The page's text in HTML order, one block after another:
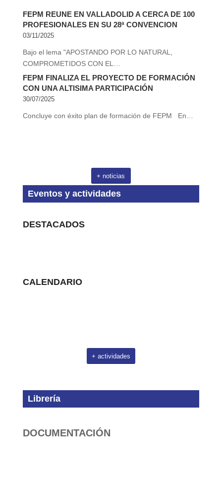
FEPM REUNE EN VALLADOLID A CERCA DE 100
PROFESIONALES EN SU 28ª CONVENCION
03/11/2025
Bajo el lema "APOSTANDO POR LO NATURAL,
COMPROMETIDOS CON EL…
FEPM FINALIZA EL PROYECTO DE FORMACIÓN
CON UNA ALTISIMA PARTICIPACIÓN
30/07/2025
Concluye con éxito plan de formación de FEPM En…
+ noticias
Eventos y actividades
DESTACADOS
CALENDARIO
+ actividades
Librería
DOCUMENTACIÓN